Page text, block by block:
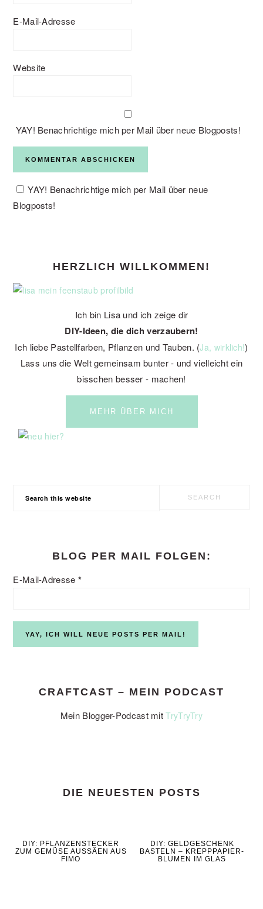
E-Mail-Adresse
Website
YAY! Benachrichtige mich per Mail über neue Blogposts!
YAY! Benachrichtige mich per Mail über neue
Blogposts!
HERZLICH WILLKOMMEN!
Ich bin Lisa und ich zeige dir
DIY-Ideen, die dich verzaubern!
Ich liebe Pastellfarben, Pflanzen und Tauben. (Ja, wirklich!)
Lass uns die Welt gemeinsam bunter - und vielleicht ein
bisschen besser - machen!
MEHR ÜBER MICH
BLOG PER MAIL FOLGEN:
E-Mail-Adresse *
CRAFTCAST – MEIN PODCAST
Mein Blogger-Podcast mitTryTryTry
DIE NEUESTEN POSTS
DIY: PFLANZENSTECKER
ZUM GEMÜSE AUSSÄEN AUS
FIMO
DIY: GELDGESCHENK
BASTELN – KREPPPAPIER-
BLUMEN IM GLAS